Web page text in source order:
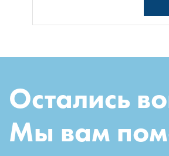
Остались
Мы вам